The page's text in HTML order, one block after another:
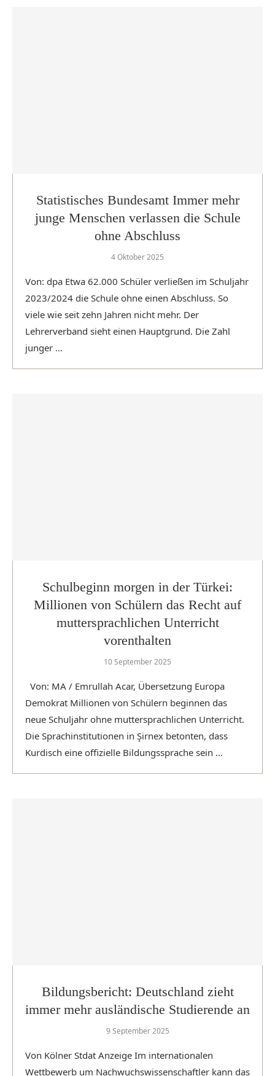
Statistisches Bundesamt Immer mehr
junge Menschen verlassen die Schule
ohne Abschluss
4 Oktober 2025
Von: dpa Etwa 62.000 Schüler verließen im Schuljahr
2023/2024 die Schule ohne einen Abschluss. So
viele wie seit zehn Jahren nicht mehr. Der
Lehrerverband sieht einen Hauptgrund. Die Zahl
junger …
Schulbeginn morgen in der Türkei:
Millionen von Schülern das Recht auf
muttersprachlichen Unterricht
vorenthalten
10 September 2025
Von: MA / Emrullah Acar, Übersetzung Europa
Demokrat Millionen von Schülern beginnen das
neue Schuljahr ohne muttersprachlichen Unterricht.
Die Sprachinstitutionen in Şirnex betonten, dass
Kurdisch eine offizielle Bildungssprache sein …
Bildungsbericht: Deutschland zieht
immer mehr ausländische Studierende an
9 September 2025
Von Kölner Stdat Anzeige Im internationalen
Wettbewerb um Nachwuchswissenschaftler kann das